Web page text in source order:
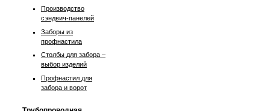
Производство
сэндвич-панелей
Заборы из
профнастила
Столбы для забора –
выбор изделий
Профнастил для
забора и ворот